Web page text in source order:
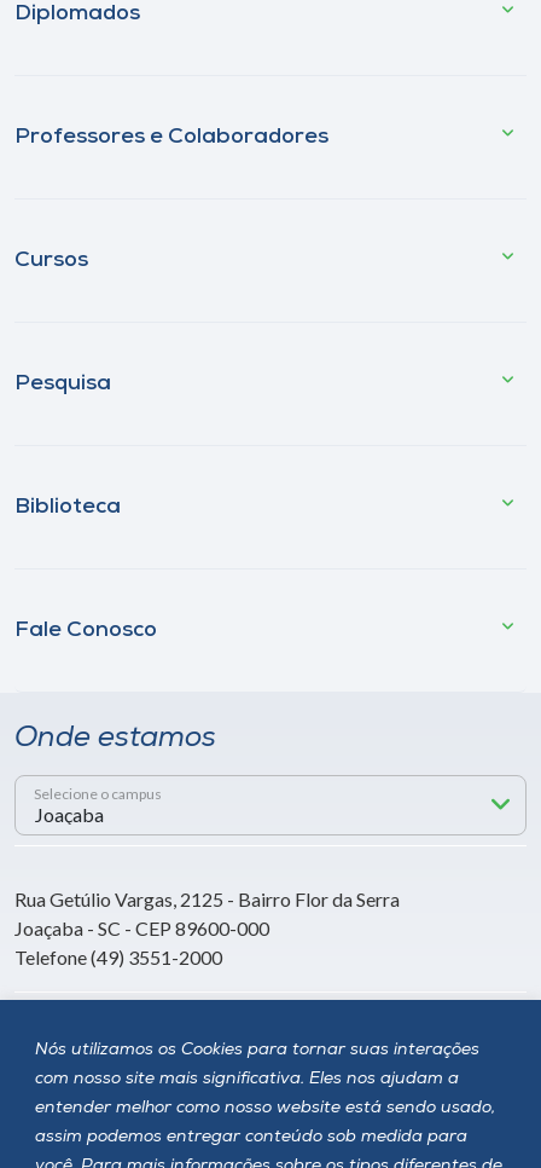
Nós utilizamos os Cookies para tornar suas interações
com nosso site mais significativa. Eles nos ajudam a
entender melhor como nosso website está sendo usado,
assim podemos entregar conteúdo sob medida para
Diplomados
Professores e Colaboradores
Cursos
Pesquisa
Biblioteca
Fale Conosco
Onde estamos
Selecione o campus
Rua Getúlio Vargas, 2125 - Bairro Flor da Serra
Joaçaba - SC - CEP 89600-000
Telefone (49) 3551-2000
Siga a Unoesc